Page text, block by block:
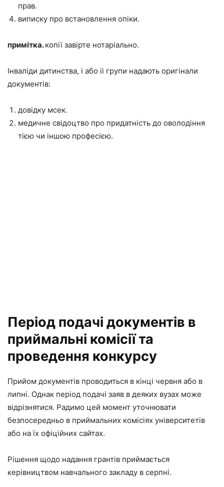
прав.
виписку про встановлення опіки.
примітка.копії завірте нотаріально.
Інваліди дитинства, i або ii групи надають оригінали
документів:
довідку мсек.
медичне свідоцтво про придатність до оволодіння
тією чи іншою професією.
Період подачі документів в
приймальні комісії та
проведення конкурсу
Прийом документів проводиться в кінці червня або в
липні. Однак період подачі заяв в деяких вузах може
відрізнятися. Радимо цей момент уточнювати
безпосередньо в приймальних комісіях університетів
або на їх офіційних сайтах.
Рішення щодо надання грантів приймається
керівництвом навчального закладу в серпні.